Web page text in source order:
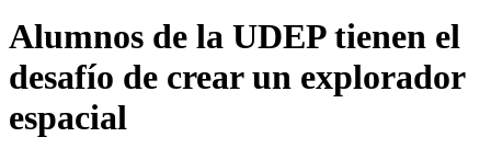
Alumnos de la UDEP tienen el
desafío de crear un explorador
espacial